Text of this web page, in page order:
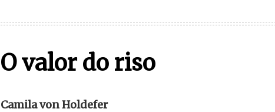
O valor do riso
Camila von Holdefer